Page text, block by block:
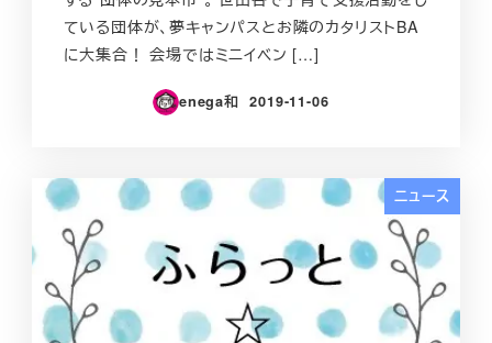
ている団体が、夢キャンパスとお隣のカタリストBA
に大集合！ 会場ではミニイベン […]
enega和
投稿日
2019-11-06
ニュース